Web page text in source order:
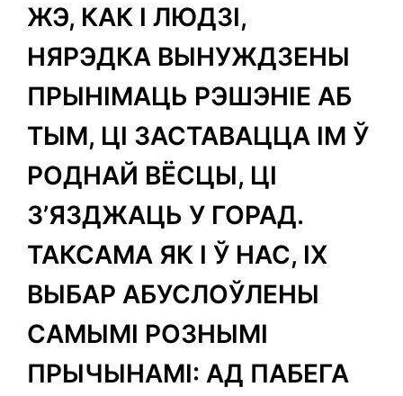
ЖЭ, КАК І ЛЮДЗІ,
НЯРЭДКА ВЫНУЖДЗЕНЫ
ПРЫНІМАЦЬ РЭШЭНІЕ АБ
ТЫМ, ЦІ ЗАСТАВАЦЦА ІМ Ў
РОДНАЙ ВЁСЦЫ, ЦІ
З’ЯЗДЖАЦЬ У ГОРАД.
ТАКСАМА ЯК І Ў НАС, ІХ
ВЫБАР АБУСЛОЎЛЕНЫ
САМЫМІ РОЗНЫМІ
ПРЫЧЫНАМІ: АД ПАБЕГА